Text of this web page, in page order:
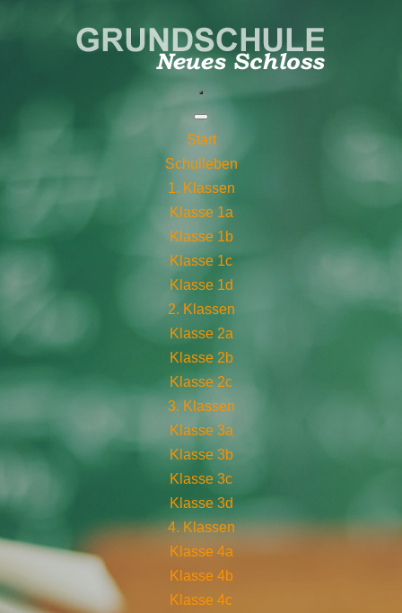
Start
Schulleben
1. Klassen
Klasse 1a
Klasse 1b
Klasse 1c
Klasse 1d
2. Klassen
Klasse 2a
Klasse 2b
Klasse 2c
3. Klassen
Klasse 3a
Klasse 3b
Klasse 3c
Klasse 3d
4. Klassen
Klasse 4a
Klasse 4b
Klasse 4c